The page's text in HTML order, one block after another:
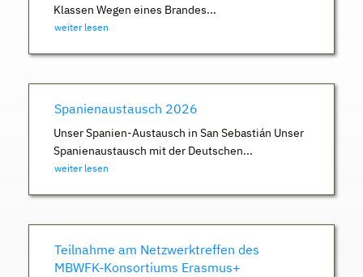
Klassen Wegen eines Brandes...
weiter lesen
Spanienaustausch 2026
Unser Spanien-Austausch in San Sebastián Unser
Spanienaustausch mit der Deutschen...
weiter lesen
Teilnahme am Netzwerktreffen des
MBWFK-Konsortiums Erasmus+